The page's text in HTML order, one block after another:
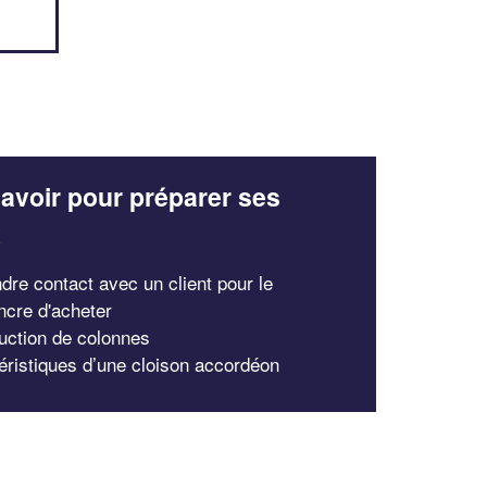
pour préparer ses
contact avec un client pour le
d'acheter
de colonnes
d’une cloison accordéon